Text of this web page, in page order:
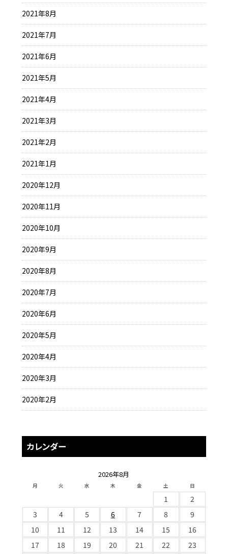
2021年8月
2021年7月
2021年6月
2021年5月
2021年4月
2021年3月
2021年2月
2021年1月
2020年12月
2020年11月
2020年10月
2020年9月
2020年8月
2020年7月
2020年6月
2020年5月
2020年4月
2020年3月
2020年2月
カレンダー
2026年8月
月 火 水 木 金 土 日
1
2
3
4 5 6 7 8
9
10
11 12 13 14 15
16
17
18 19 20 21 22 23